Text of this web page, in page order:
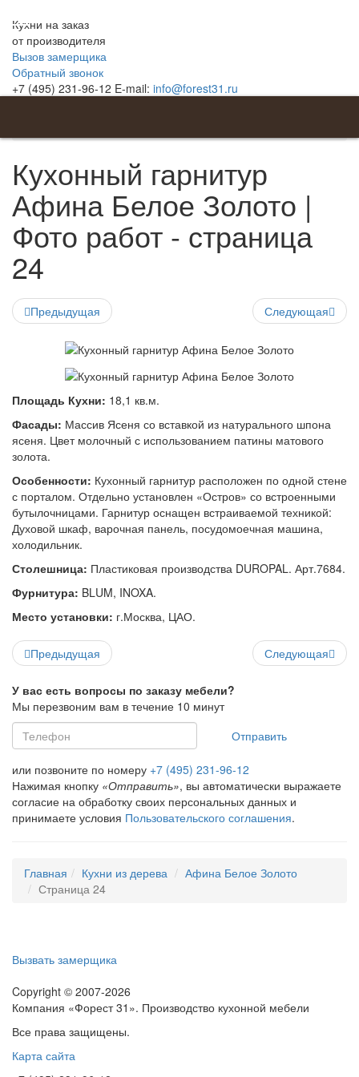
Кухни на заказ
от производителя
Вызов замерщика
Обратный звонок
+7 (495) 231-96-12 E-mail: info@forest31.ru
Кухонный гарнитур
Афина Белое Золото |
Фото работ - страница
24
Предыдущая Следующая
Площадь Кухни: 18,1 кв.м.
Фасады: Массив Ясеня со вставкой из натурального шпона
ясеня. Цвет молочный с использованием патины матового
золота.
Особенности: Кухонный гарнитур расположен по одной стене
с порталом. Отдельно установлен «Остров» со встроенными
бутылочницами. Гарнитур оснащен встраиваемой техникой:
Духовой шкаф, варочная панель, посудомоечная машина,
холодильник.
Столешница: Пластиковая производства DUROPAL. Арт.7684.
Фурнитура: BLUM, INOXA.
Место установки: г.Москва, ЦАО.
Предыдущая Следующая
У вас есть вопросы по заказу мебели?
Мы перезвоним вам в течение 10 минут
Отправить
или позвоните по номеру +7 (495) 231-96-12
Нажимая кнопку «Отправить», вы автоматически выражаете
согласие на обработку своих персональных данных и
принимаете условия Пользовательского соглашения.
Главная Кухни из дерева
Афина Белое Золото
Страница 24
Вызвать замерщика
Copyright © 2007-2026
Компания «Форест 31». Производство кухонной мебели
Все права защищены.
Карта сайта